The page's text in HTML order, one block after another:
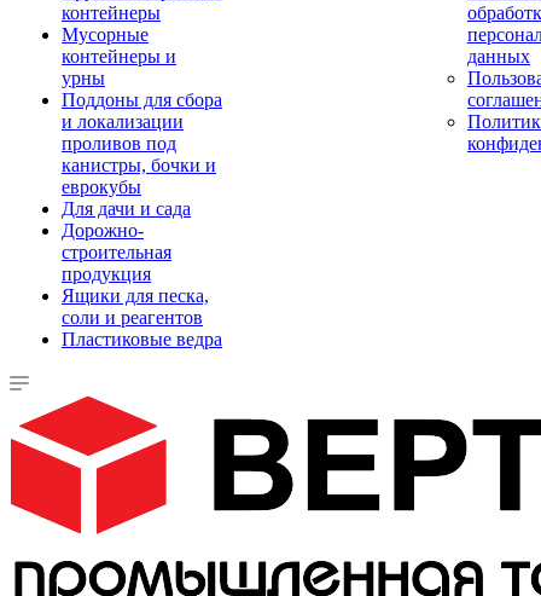
контейнеры
Мусорные
контейнеры и
урны
Поддоны для сбора
и локализации
проливов под
канистры, бочки и
еврокубы
Для дачи и сада
Дорожно-
строительная
продукция
Ящики для песка,
соли и реагентов
Пластиковые ведра
данных